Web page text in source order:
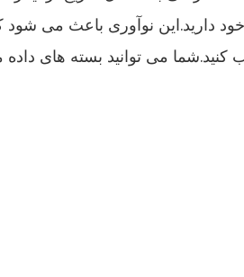
خود دارید.این نوآوری باعث می
کنید.شما می توانید بسته های